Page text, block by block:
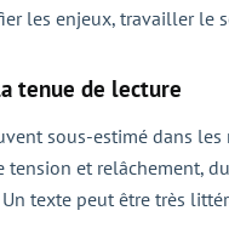
les enjeux, travailler le
tenue de lecture
sous-estimé dans
tension et relâchement,
Un texte peut être très